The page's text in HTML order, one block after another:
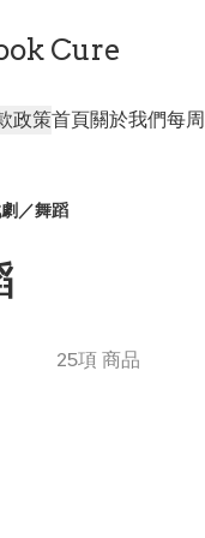
Cure
政策首頁關於我們每
／舞蹈
25項 商品